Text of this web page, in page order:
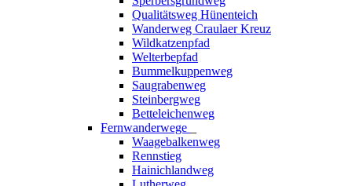
Qualitätsweg Hünenteich
Wanderweg Craulaer Kreuz
Wildkatzenpfad
Welterbepfad
Bummelkuppenweg
Saugrabenweg
Steinbergweg
Betteleichenweg
Fernwanderwege
Waagebalkenweg
Rennstieg
Hainichlandweg